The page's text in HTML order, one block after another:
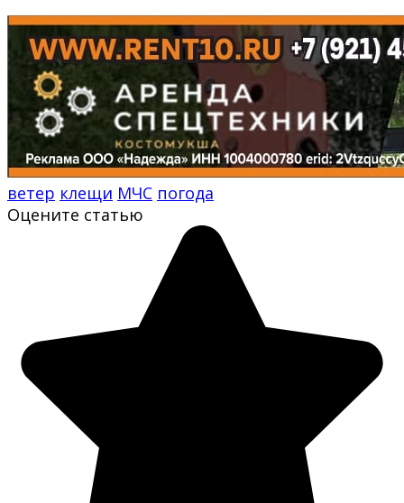
ветер клещи МЧС погода
Оцените статью